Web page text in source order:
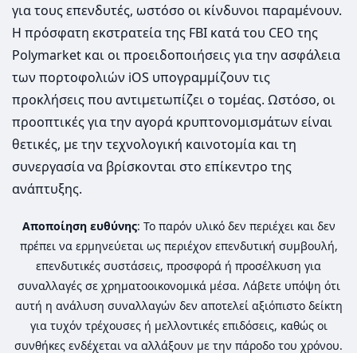
για τους επενδυτές, ωστόσο οι κίνδυνοι παραμένουν.
Η πρόσφατη εκστρατεία της FBI κατά του CEO της
Polymarket και οι προειδοποιήσεις για την ασφάλεια
των πορτοφολιών iOS υπογραμμίζουν τις
προκλήσεις που αντιμετωπίζει ο τομέας. Ωστόσο, οι
προοπτικές για την αγορά κρυπτονομισμάτων είναι
θετικές, με την τεχνολογική καινοτομία και τη
συνεργασία να βρίσκονται στο επίκεντρο της
ανάπτυξης.
Αποποίηση ευθύνης: Το παρόν υλικό δεν περιέχει και δεν
πρέπει να ερμηνεύεται ως περιέχον επενδυτική συμβουλή,
επενδυτικές συστάσεις, προσφορά ή προσέλκυση για
συναλλαγές σε χρηματοοικονομικά μέσα. Λάβετε υπόψη ότι
αυτή η ανάλυση συναλλαγών δεν αποτελεί αξιόπιστο δείκτη
για τυχόν τρέχουσες ή μελλοντικές επιδόσεις, καθώς οι
συνθήκες ενδέχεται να αλλάξουν με την πάροδο του χρόνου.